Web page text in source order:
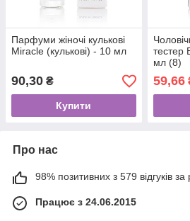
Парфуми жіночі кулькові
Miracle (кулькові) - 10 мл
90,30 ₴
Купити
тестер
мл (8)
59,66
Про нас
98% позитивних з 579 відгуків за
Працює з 24.06.2015